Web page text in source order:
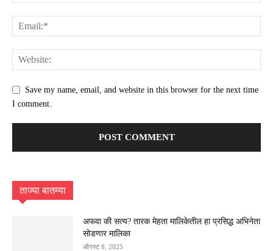
Save my name, email, and website in this browser for the next time
I comment.
ताज्या बातम्या
अफवा की सत्य? तारक मेहता मालिकेतील हा प्रसिद्ध अभिनेता
सोडणार मालिका
ऑगस्ट 8, 2025